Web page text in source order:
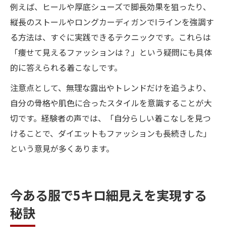
例えば、ヒールや厚底シューズで脚長効果を狙ったり、
縦長のストールやロングカーディガンでIラインを強調す
る方法は、すぐに実践できるテクニックです。これらは
「痩せて見えるファッションは？」という疑問にも具体
的に答えられる着こなしです。
注意点として、無理な露出やトレンドだけを追うより、
自分の骨格や肌色に合ったスタイルを意識することが大
切です。経験者の声では、「自分らしい着こなしを見つ
けることで、ダイエットもファッションも長続きした」
という意見が多くあります。
今ある服で5キロ細見えを実現する
秘訣